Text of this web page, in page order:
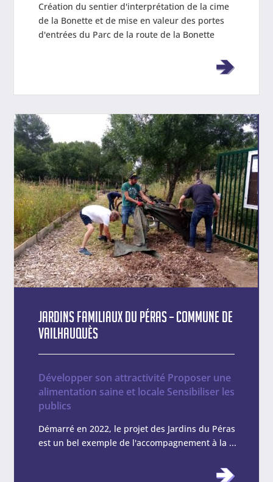
Création du sentier d'interprétation de la cime
de la Bonette et de mise en valeur des portes
d'entrées du Parc de la route de la Bonette
Jardins Familiaux du Péras – Commune de
Vailhauquès
Développer son attractivité Proposer une
alimentation saine et locale Sensibiliser les
publics
Démarré en 2022, le projet des Jardins du Péras
est un bel exemple de l'accompagnement à la ...